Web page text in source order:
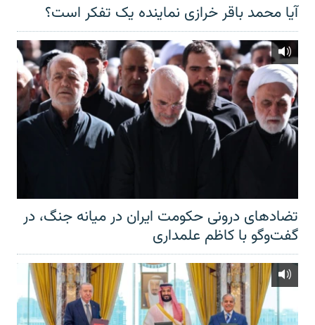
آیا محمد باقر خرازی نماینده یک تفکر است؟
تضادهای درونی حکومت ایران در میانه جنگ، در
گفت‌‌وگو با کاظم علمداری